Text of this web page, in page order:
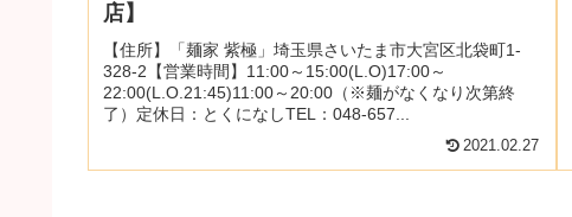
店】
【住所】「麺家 紫極」埼玉県さいたま市大宮区北袋町1-
328-2【営業時間】11:00～15:00(L.O)17:00～
22:00(L.O.21:45)11:00～20:00（※麺がなくなり次第終
了）定休日：とくになしTEL：048-657...
2021.02.27